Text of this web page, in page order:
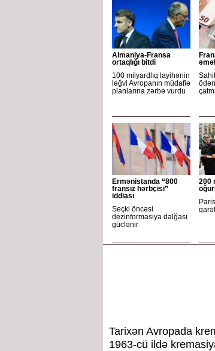
Almaniya-Fransa
ortaqlığı bitdi
100 milyardlıq layihənin
ləğvi Avropanın müdafiə
planlarına zərbə vurdu
Ermənistanda “800
fransız hərbçisi”
iddiası
Seçki öncəsi
dezinformasiya dalğası
güclənir
200
Tarixən Avropada
1963-cü ildə